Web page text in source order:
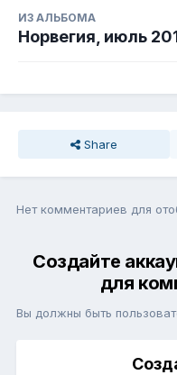
ИЗ АЛЬБОМА
Норвегия, июль
Share
Нет комментариев для
Создайте
для
Вы должны быть